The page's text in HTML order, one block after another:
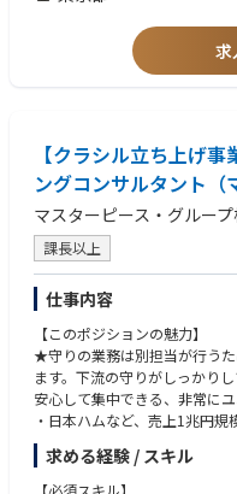
・採用サイトの企画・運営
・マーケティング活動の効果
■ポジションの魅力
・多様なプロフェッショナル
・「攻めの採用広報」をゼロ
・専任第一人者としての「組
求
【クラシル立ち上げ
ングコンサルタント（
マスターピース・グルー
課長以上
仕事内容
【このポジションの魅力】
★守りの業務は別担当が行う
ます。下流の守りがしっかり
安心して集中できる、非常に
・日本ハムなど、売上1兆円
・立ち上げ間もない裁量が大き
・効果が高くリスクに強い
担う
求める経験 / スキル